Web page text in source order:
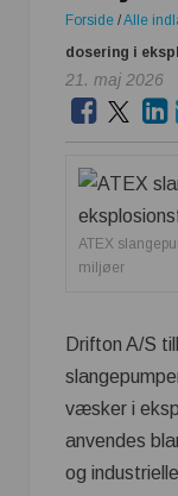
Forside /Alle
dosering i
21. maj 2026
ATEX
miljøer
Drifton A/S
væsker i
anvendes
og